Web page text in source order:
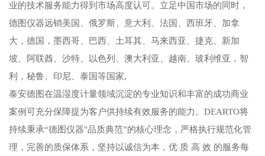
业的技术服务能力得到市场高度认可。立足中国市场的同时，
德图仪器远销美国、俄罗斯、意大利、法国、西班牙、加拿
大，德国，墨西哥、巴西、土耳其、马来西亚、捷克、新加
坡、阿联酋、沙特、以色列、澳大利亚、越南、玻利维亚，智
利，秘鲁、印尼、泰国等国家,
泰安德图在温湿度计量领域沉淀的专业知识和丰富的成功商业
案例可充分保障提为客户供持续有效服务的能力。DEARTO将
持续秉承“德图仪器"品质典范”的核心理念，严格执行规范化管
理，完善的质保体系，坚持以诚信为本，优 质 高 效 的服务每